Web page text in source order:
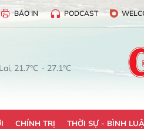
BÁO IN PODCAST
21.7°C - 27.1°C
CHÍNH TRỊ THỜI SỰ - BÌNH